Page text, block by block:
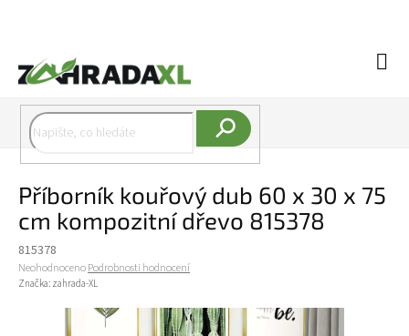
Příborník kouřový dub 60 x 30 x 75
cm kompozitní dřevo 815378
815378
Průměrné hodnocení produktu je 0,0 z 5 hvězdiček.
NeohodnocenoPodrobnosti hodnocení
Značka: zahrada-XL